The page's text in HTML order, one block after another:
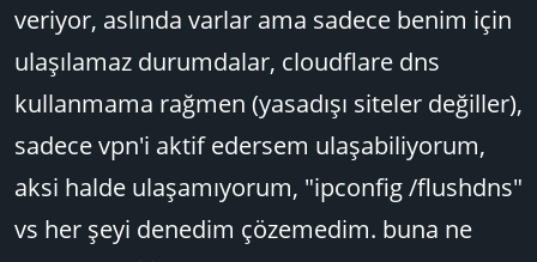
i
veriyor, aslında varlar ama sadece benim için
ulaşılamaz durumdalar, cloudflare dns
kullanmama rağmen (yasadışı siteler değiller),
sadece vpn'i aktif edersem ulaşabiliyorum,
aksi halde ulaşamıyorum, "ipconfig /flushdns"
vs her şeyi denedim çözemedim. buna ne